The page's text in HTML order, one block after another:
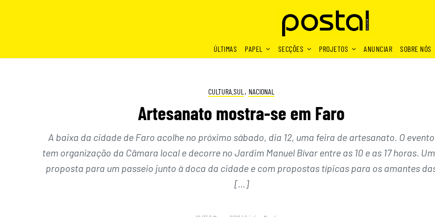
ÚLTIMAS
PAPEL SECÇÕES PROJETOS ANUNCIAR SOBRE NÓS
CULTURA.SUL , NACIONAL
Artesanato mostra-se em Faro
A baixa da cidade de Faro acolhe no próximo sábado, dia 12, uma feira de artesanato. O evento
tem organização da Câmara local e decorre no Jardim Manuel Bívar entre as 10 e as 17 horas.
proposta para um passeio junto à doca da cidade e com propostas típicas para os amantes
[…]